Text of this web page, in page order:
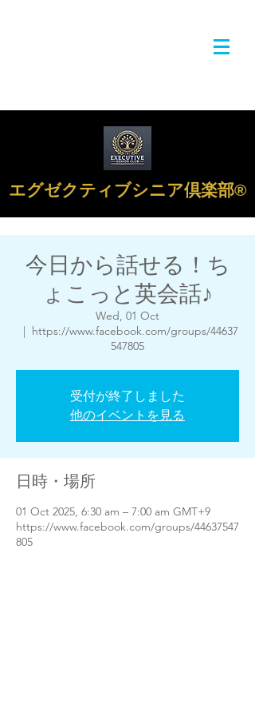
エグゼクティブシニア倶楽部®︎
今日から話せる！ち
ょこっと英会話♪
Wed, 01 Oct
  |
https://www.facebook.com/groups/44637
547805
受付が終了しました
他のイベントを見る
日時・場所
01 Oct 2025, 6:30 am – 7:00 am GMT+9
https://www.facebook.com/groups/44637547
805